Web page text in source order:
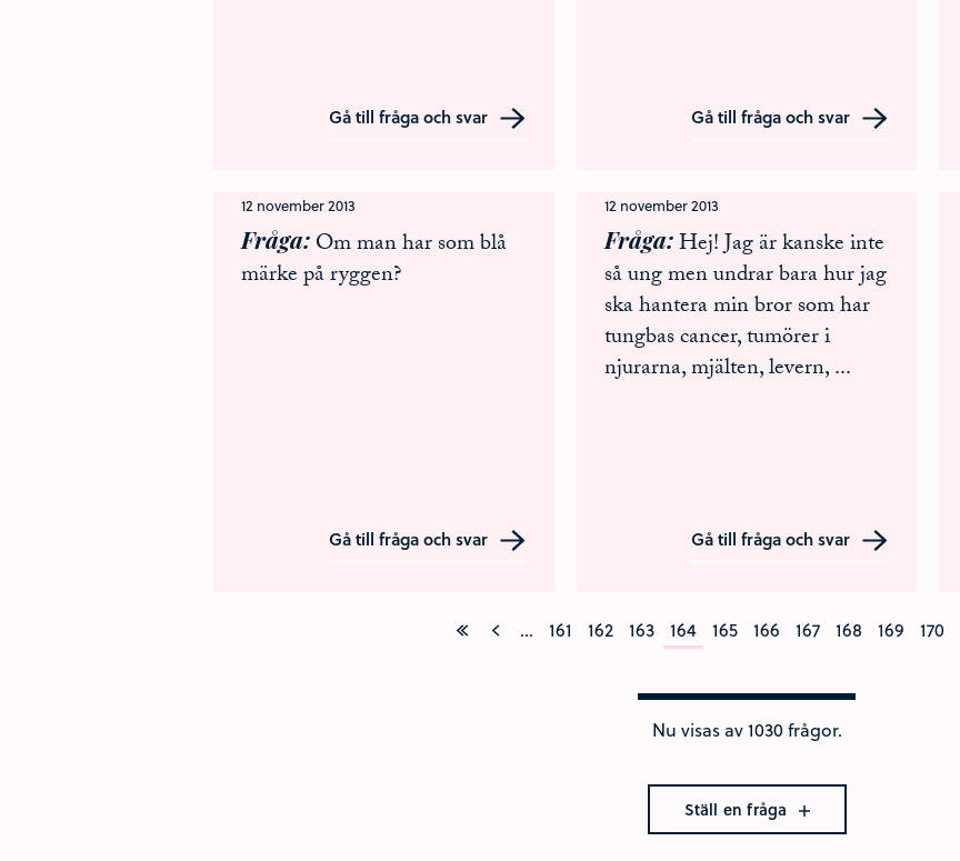
Gå till fråga och svar Gå till fråga och svar
12 november 2013
Fråga Om man har som blå
märke på ryggen?
Gå till fråga och svar
12 november 2013
Fråga Hej! Jag är kanske inte
så ung men undrar bara hur jag
ska hantera min bror som har
tungbas cancer, tumörer i
njurarna, mjälten, levern,...
Gå till fråga och svar
... 161 162 163 164 165 166 167 168 169 170
Nu visas av 1030 frågor.
Ställ en fråga